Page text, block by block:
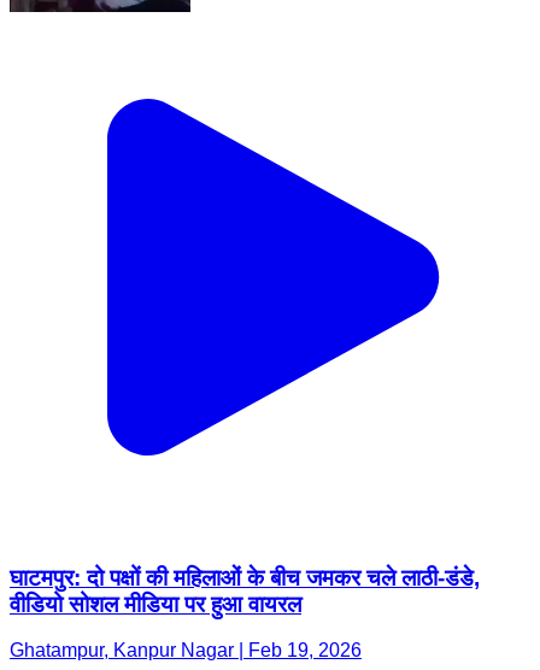
घाटमपुर: दो पक्षों की महिलाओं के बीच जमकर चले लाठी-डंडे,
वीडियो सोशल मीडिया पर हुआ वायरल
Ghatampur, Kanpur Nagar | Feb 19, 2026